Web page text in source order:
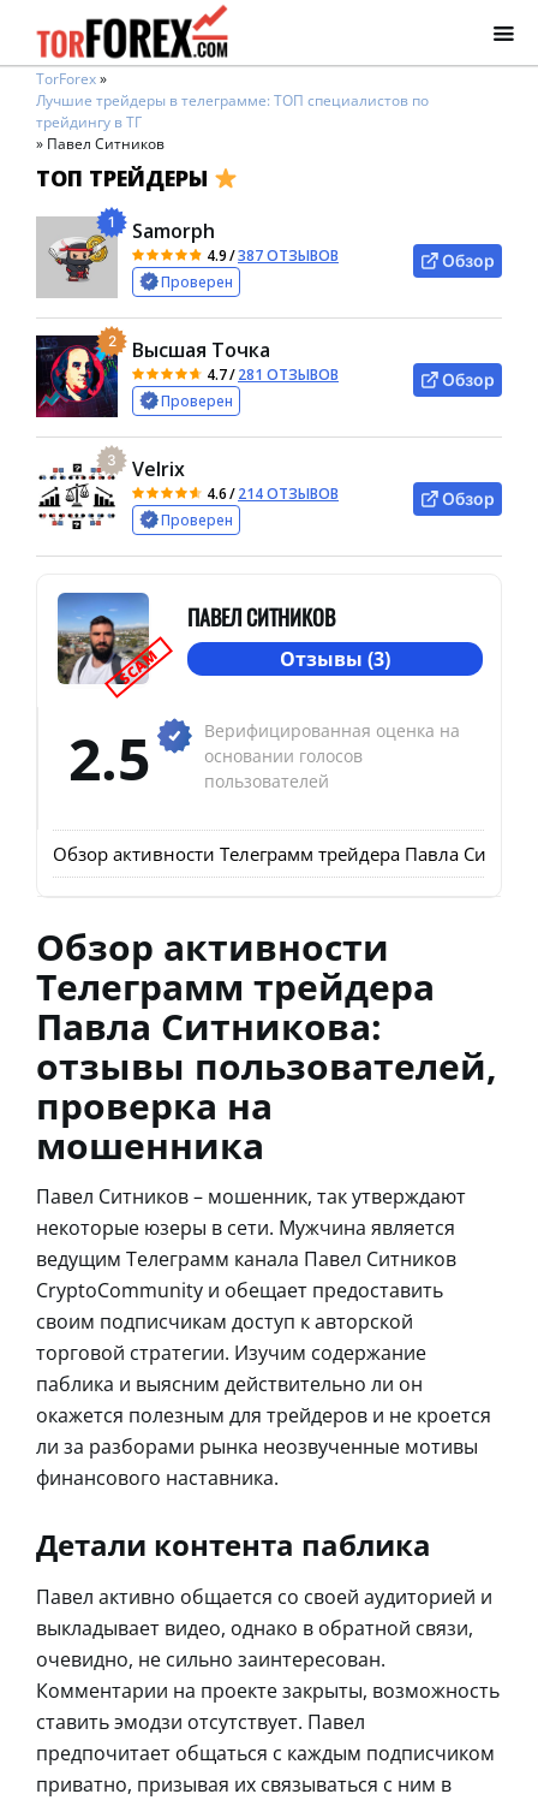
TorForex»
Лучшие трейдеры в телеграмме: ТОП специалистов по
трейдингу в ТГ
» Павел Ситников
ТОП ТРЕЙДЕРЫ
1 Samorph
4.9/387 ОТЗЫВОВ
Проверен
Обзор
2 Высшая Точка
4.7/281 ОТЗЫВОВ
Проверен
Обзор
3 Velrix
4.6/214 ОТЗЫВОВ
Проверен
Обзор
SCAM
ПАВЕЛ СИТНИКОВ
Отзывы (3)
2.5
Верифицированная оценка на
основании голосов
пользователей
Обзор активности Телеграмм трейдера Павла
Обзор активности
Телеграмм трейдера
Павла Ситникова:
отзывы пользователей,
проверка на
мошенника
Павел Ситников – мошенник, так утверждают
некоторые юзеры в сети. Мужчина является
ведущим Телеграмм канала Павел Ситников
CryptoCommunity и обещает предоставить
своим подписчикам доступ к авторской
торговой стратегии. Изучим содержание
паблика и выясним действительно ли он
окажется полезным для трейдеров и не кроется
ли за разборами рынка неозвученные мотивы
финансового наставника.
Детали контента паблика
Павел активно общается со своей аудиторией и
выкладывает видео, однако в обратной связи,
очевидно, не сильно заинтересован.
Комментарии на проекте закрыты, возможность
ставить эмодзи отсутствует. Павел
предпочитает общаться с каждым подписчиком
приватно, призывая их связываться с ним в